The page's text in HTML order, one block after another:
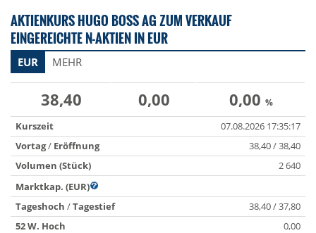
AKTIENKURS HUGO BOSS AG ZUM VERKAUF
EINGEREICHTE N-AKTIEN IN EUR
EUR MEHR
38,40 0,00 0,00 %
Kurszeit
07.08.2026 17:35:17
Vortag/ Eröffnung
38,40 / 38,40
Volumen (Stück)
2 640
Marktkap. (EUR)
Tageshoch /Tagestief
38,40 / 37,80
52 W. Hoch
0,00